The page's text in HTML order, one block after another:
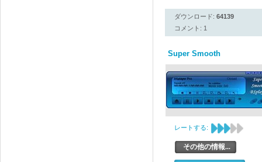
ダウンロード: 64139
コメント: 1
Super Smooth
レートする:
その他の情報...